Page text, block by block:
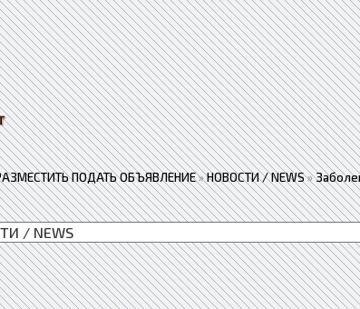
РАЗМЕСТИТЬ ПОДАТЬ ОБЪЯВЛЕНИЕ»НОВОСТИ / NEWS»